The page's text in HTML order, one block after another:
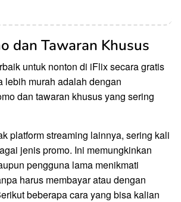
dan Tawaran Khusus
untuk nonton di iFlix secara gratis
lebih murah adalah dengan
dan tawaran khusus yang sering
platform streaming lainnya, sering kali
jenis promo. Ini memungkinkan
pengguna lama menikmati
harus membayar atau dengan
beberapa cara yang bisa kalian